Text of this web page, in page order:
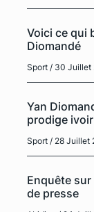
Voici ce qui
Diomandé
Sport / 30 Juillet
Yan
prodige
Sport / 28 Juillet
Enquête sur
de presse